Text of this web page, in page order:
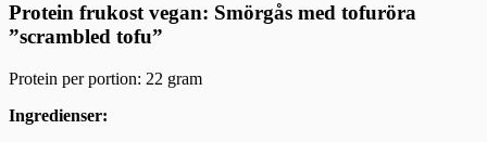
Protein frukost vegan: Smörgås med tofuröra
”scrambled tofu”
Protein per portion: 22 gram
Ingredienser: